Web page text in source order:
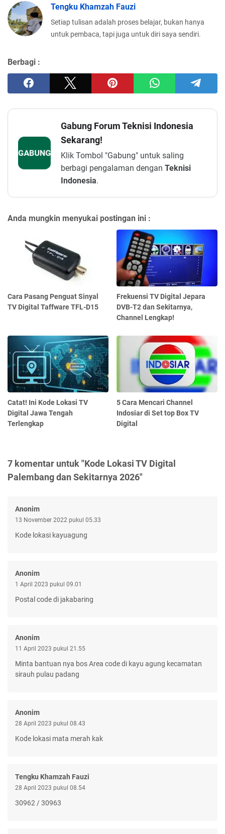
Tengku Khamzah Fauzi
Setiap tulisan adalah proses belajar, bukan hanya
untuk pembaca, tapi juga untuk diri saya sendiri.
Berbagi :
GABUNG
Gabung Forum Teknisi Indonesia
Sekarang!
Klik Tombol "Gabung" untuk saling
berbagi pengalaman dengan Teknisi
Indonesia.
Anda mungkin menyukai postingan ini :
Cara Pasang Penguat Sinyal
TV Digital Taffware TFL-D15
Frekuensi TV Digital Jepara
DVB-T2 dan Sekitarnya,
Channel Lengkap!
Catat! Ini Kode Lokasi TV
Digital Jawa Tengah
Terlengkap
5 Cara Mencari Channel
Indosiar di Set top Box TV
Digital
7 komentar untuk "Kode Lokasi TV Digital
Palembang dan Sekitarnya 2026"
Anonim
13 November 2022 pukul 05.33
Kode lokasi kayuagung
Anonim
1 April 2023 pukul 09.01
Postal code di jakabaring
Anonim
11 April 2023 pukul 21.55
Minta bantuan nya bos Area code di kayu agung kecamatan
sirauh pulau padang
Anonim
28 April 2023 pukul 08.43
Kode lokasi mata merah kak
Tengku Khamzah Fauzi
28 April 2023 pukul 08.54
30962 / 30963